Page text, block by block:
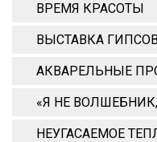
ВРЕМЯ КРАСОТЫ
ВЫСТАВКА
АКВАРЕЛЬНЫЕ
«Я НЕ
НЕУГАСАЕМОЕ